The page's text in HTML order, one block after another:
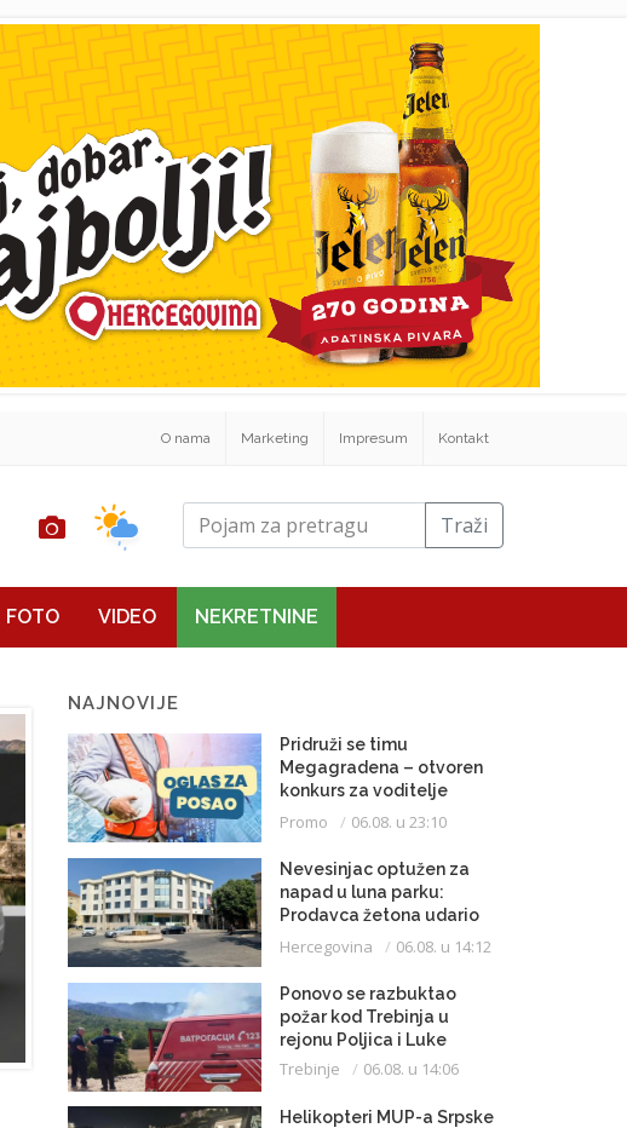
O nama Marketing Impresum Kontakt
Traži
FOTO VIDEO NEKRETNINE
NAJNOVIJE
Pridruži se timu
Megagradena – otvoren
konkurs za voditelje
gradilišta
Promo 06.08. u 23:10
Nevesinjac optužen za
napad u luna parku:
Prodavca žetona udario
mikrofonom u glavu
Hercegovina 06.08. u 14:12
Ponovo se razbuktao
požar kod Trebinja u
rejonu Poljica i Luke
Trebinje 06.08. u 14:06
Helikopteri MUP-a Srpske